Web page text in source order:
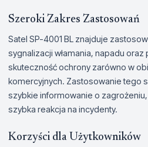
Szeroki Zakres Zastosowań
Satel SP-4001 BL znajduje
sygnalizacji włamania, napadu
skuteczność ochrony zarówno w
komercyjnych. Zastosowanie tego
szybkie informowanie o
szybka reakcja na incydenty.
Korzyści dla Użytkowników